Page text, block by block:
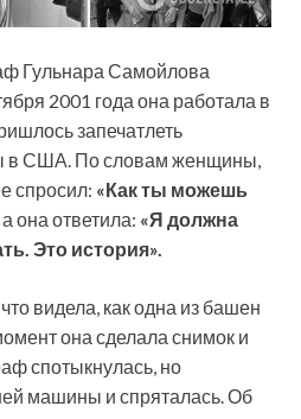
Гульнара Самойлова
2001 года она работала в
запечатлеть
в США. По словам женщины,
спросил: «Как ты можешь
а она ответила: «Я должна
Это история».
видела, как одна из башен
она сделала снимок и
спотыкнулась, но
машины и спряталась. Об